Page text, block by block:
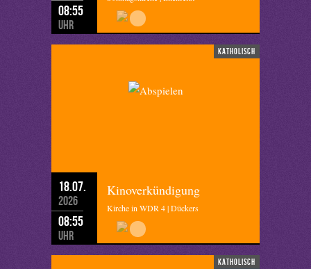
08:55
Uhr
katholisch
18.07.
2026
08:55
Uhr
Kinoverkündigung
Kirche in WDR 4 | Dückers
katholisch